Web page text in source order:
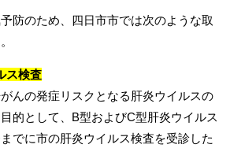
防のため、四日市市では次のような取
ス検査
んの発症リスクとなる肝炎ウイルスの
的として、B型およびC型肝炎ウイルス
でに市の肝炎ウイルス検査を受診した